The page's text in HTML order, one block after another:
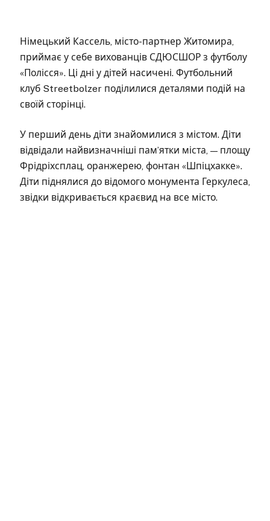
Німецький Кассель, місто-партнер Житомира,
приймає у себе вихованців СДЮСШОР з футболу
«Полісся». Ці дні у дітей насичені. Футбольний
клуб Streetbolzer поділилися деталями подій на
своїй сторінці.
У перший день діти знайомилися з містом. Діти
відвідали найвизначніші пам’ятки міста, — площу
Фрідріхсплац, оранжерею, фонтан «Шпіцхакке».
Діти піднялися до відомого монумента Геркулеса,
звідки відкривається краєвид на все місто.